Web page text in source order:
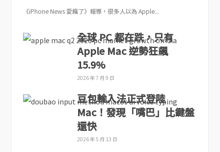
《iPhone News 愛瘋了》報導，很多人以為 Apple...
全球 PC 都在跌，只有
Apple Mac 逆勢狂飆
15.9%
2026 年 7 月 9 日
豆包輸入法正式登陸
Mac！發現「嘴巴」比鍵盤
還快
2026 年 5 月 13 日